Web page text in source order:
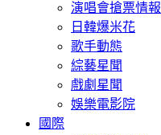
演唱會搶票情報
日韓爆米花
歌手動態
綜藝星聞
戲劇星聞
娛樂電影院
國際